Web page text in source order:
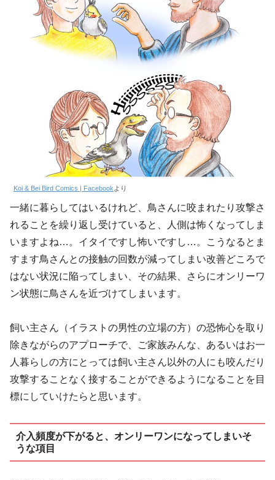
Koi & Bei Bird Comics | Facebook より
一緒に暮らしてはいるけれど、鳥さんに咬まれたり攻撃さ
れることを繰り返し受けていると、人側は怖くなってしま
いますよね…。イタイですし怖いですし…。こうなるとま
すます鳥さんとの接触の回数が減ってしまい改善どころで
はない状況に陥ってしまい、その結果、さらにオンリーワ
ン状態に鳥さんを近づけてしまいます。
飼い主さん（イラストの男性の立場の方）の恐怖心を取り
除きながらのアプローチで、ご家族みんな、あるいはお一
人暮らしの方にとっては飼い主さん以外の人にも咬んだり
攻撃することなく接することができるようになることを目
標にしていけたらと思います。
介入頻度が下がると、オンリーワンになってしまいそ
うな項目